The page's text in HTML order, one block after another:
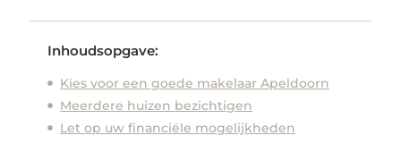
Inhoudsopgave:
Kies voor een goede makelaar Apeldoorn
Meerdere huizen bezichtigen
Let op uw financiële mogelijkheden